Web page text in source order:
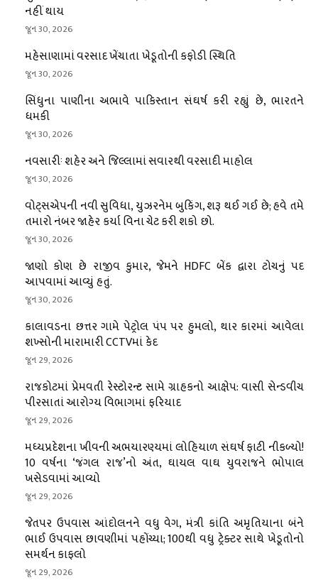
નહીં થાય
જૂન 30, 2026
મહેસાણામાં વરસાદ ખેંચાતા ખેડૂતોની કફોડી સ્થિતિ
જૂન 30, 2026
સિંધુના પાણીના અભાવે પાકિસ્તાન સંઘર્ષ કરી રહ્યું છે, ભારતને
ધમકી
જૂન 30, 2026
નવસારીઃ શહેર અને જિલ્લામાં સવારથી વરસાદી માહોલ
જૂન 30, 2026
વોટ્સએપની નવી સુવિધા, યુઝરનેમ બુકિંગ, શરૂ થઈ ગઈ છે; હવે તમે
તમારો નંબર જાહેર કર્યા વિના ચેટ કરી શકો છો.
જૂન 30, 2026
જાણો કોણ છે રાજીવ કુમાર, જેમને HDFC બેંક દ્વારા ટોચનું પદ
આપવામાં આવ્યું હતું.
જૂન 30, 2026
કાલાવડના છત્તર ગામે પેટ્રોલ પંપ પર હુમલો, થાર કારમાં આવેલા
શખ્સોની મારામારી CCTVમાં કેદ
જૂન 29, 2026
રાજકોટમાં પ્રેમવતી રેસ્ટોરન્ટ સામે ગ્રાહકનો આક્ષેપ: વાસી સેન્ડવીચ
પીરસાતાં આરોગ્ય વિભાગમાં ફરિયાદ
જૂન 29, 2026
મધ્યપ્રદેશના ખીવની અભયારણ્યમાં લોહિયાળ સંઘર્ષ ફાટી નીકળ્યો!
10 વર્ષના ‘જંગલ રાજ’નો અંત, ઘાયલ વાઘ યુવરાજને ભોપાલ
ખસેડવામાં આવ્યો
જૂન 29, 2026
જેતપર ઉપવાસ આંદોલનને વધુ વેગ, મંત્રી કાંતિ અમૃતિયાના બંને
ભાઈ ઉપવાસ છાવણીમાં પહોંચ્યા; 100થી વધુ ટ્રેક્ટર સાથે ખેડૂતોનો
સમર્થન કાફલો
જૂન 29, 2026